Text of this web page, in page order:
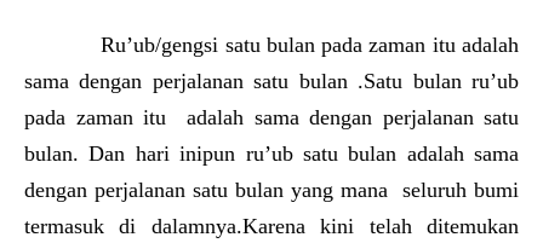
Ru’ub/gengsi satu bulan pada zaman itu adalah
sama dengan perjalanan satu bulan .Satu bulan ru’ub
pada zaman itu adalah sama dengan perjalanan satu
bulan. Dan hari inipun ru’ub satu bulan adalah sama
dengan perjalanan satu bulan yang mana seluruh bumi
termasuk di dalamnya.Karena kini telah ditemukan